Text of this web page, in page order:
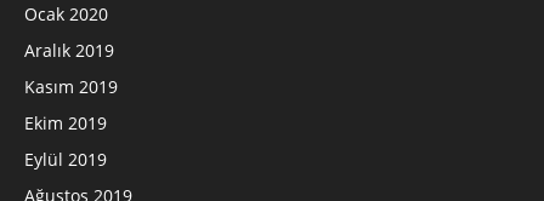
Ocak 2020
Aralık 2019
Kasım 2019
Ekim 2019
Eylül 2019
Ağustos 2019